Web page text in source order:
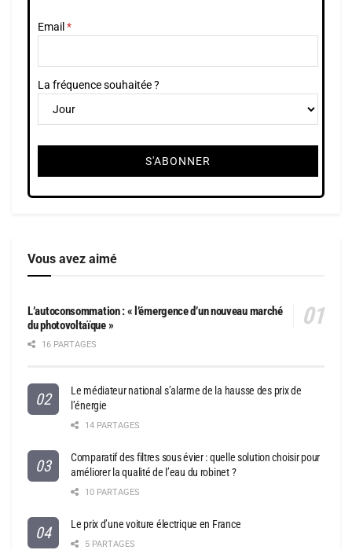
Email
La fréquence souhaitée ?
Vous avez aimé
L’autoconsommation : « l’émergence d’un nouveau marché
du photovoltaïque »
16 PARTAGES
Le médiateur national s’alarme de la hausse des prix de
l’énergie
14 PARTAGES
Comparatif des filtres sous évier : quelle solution choisir pour
améliorer la qualité de l’eau du robinet ?
10 PARTAGES
Le prix d’une voiture électrique en France
5 PARTAGES